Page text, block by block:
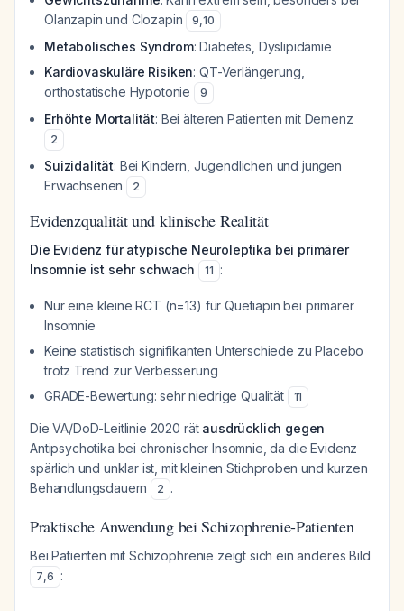
Olanzapin und Clozapin
9,10
Metabolisches Syndrom: Diabetes, Dyslipidämie
Kardiovaskuläre Risiken: QT-Verlängerung,
orthostatische Hypotonie
9
Erhöhte Mortalität: Bei älteren Patienten mit Demenz
2
Suizidalität: Bei Kindern, Jugendlichen und jungen
Erwachsenen
2
Evidenzqualität und klinische Realität
Die Evidenz für atypische Neuroleptika bei primärer
Insomnie ist sehr schwach
11 :
Nur eine kleine RCT (n=13) für Quetiapin bei primärer
Insomnie
Keine statistisch signifikanten Unterschiede zu Placebo
trotz Trend zur Verbesserung
GRADE-Bewertung: sehr niedrige Qualität
11
Die VA/DoD-Leitlinie 2020 rät ausdrücklich gegen
Antipsychotika bei chronischer Insomnie, da die Evidenz
spärlich und unklar ist, mit kleinen Stichproben und kurzen
Behandlungsdauern
2 .
Praktische Anwendung bei Schizophrenie-Patienten
Bei Patienten mit Schizophrenie zeigt sich ein anderes Bild
7,6 :